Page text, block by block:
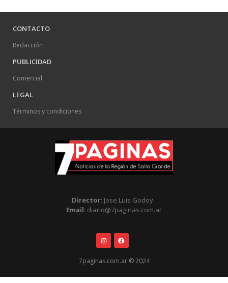
CONTACTO
Redacción
PUBLICIDAD
Comercial
LEGAL
Términos y condiciones
Director: Jose Luis Godoy
Email: diario@7paginas.com.ar
7paginas.com.ar © 2024